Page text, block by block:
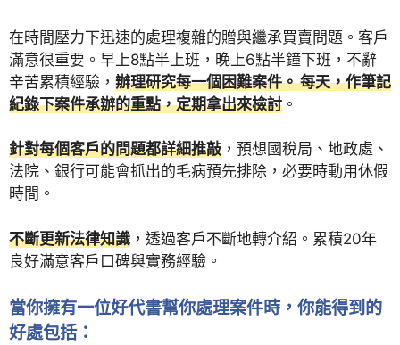
在時間壓力下迅速的處理複雜的贈與繼承買賣問題。客戶
滿意很重要。早上8點半上班，晚上6點半鐘下班，不辭
辛苦累積經驗， 辦理研究每一個困難案件。 每天，作筆記
紀錄下案件承辦的重點，定期拿出來檢討 。
針對每個客戶的問題都詳細推敲 ，預想國稅局、地政處、
法院、銀行可能會抓出的毛病預先排除，必要時動用休假
時間。
不斷更新法律知識 ，透過客戶不斷地轉介紹。累積20年
良好滿意客戶口碑與實務經驗。
當你擁有一位好代書幫你處理案件時，你能得到的
好處包括：